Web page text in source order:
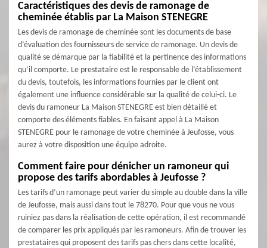
Caractéristiques des devis de ramonage de
cheminée établis par La Maison STENEGRE
Les devis de ramonage de cheminée sont les documents de base
d’évaluation des fournisseurs de service de ramonage. Un devis de
qualité se démarque par la fiabilité et la pertinence des informations
qu’il comporte. Le prestataire est le responsable de l’établissement
du devis, toutefois, les informations fournies par le client ont
également une influence considérable sur la qualité de celui-ci. Le
devis du ramoneur La Maison STENEGRE est bien détaillé et
comporte des éléments fiables. En faisant appel à La Maison
STENEGRE pour le ramonage de votre cheminée à Jeufosse, vous
aurez à votre disposition une équipe adroite.
Comment faire pour dénicher un ramoneur qui
propose des tarifs abordables à Jeufosse ?
Les tarifs d’un ramonage peut varier du simple au double dans la ville
de Jeufosse, mais aussi dans tout le 78270. Pour que vous ne vous
ruiniez pas dans la réalisation de cette opération, il est recommandé
de comparer les prix appliqués par les ramoneurs. Afin de trouver les
prestataires qui proposent des tarifs pas chers dans cette localité,